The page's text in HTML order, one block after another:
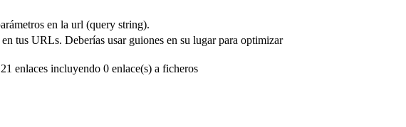
en la url (query string).
tus URLs. Deberías usar guiones en su lugar para optimizar
enlaces incluyendo 0 enlace(s) a ficheros